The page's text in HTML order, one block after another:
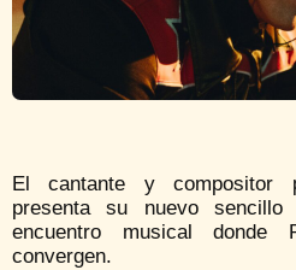
El cantante y compositor
presenta su nuevo sencillo
encuentro musical
convergen.